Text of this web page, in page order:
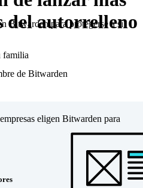
Bitwarden para protegerse a sí
familia
eligen Bitwarden para
del autorrelleno
de Bitwarden